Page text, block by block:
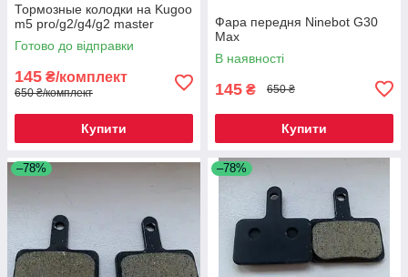
Тормозные колодки на Kugoo
m5 pro/g2/g4/g2 master
Готово до відправки
145 ₴/комплект
650 ₴/комплект
Купити
Фара передня Ninebot G30
Max
В наявності
145 ₴ 650 ₴
Купити
–78% –78%